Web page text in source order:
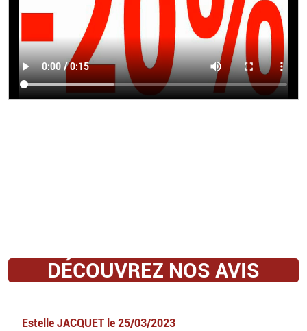
DÉCOUVREZ NOS AVIS
Estelle JACQUET le 25/03/2023